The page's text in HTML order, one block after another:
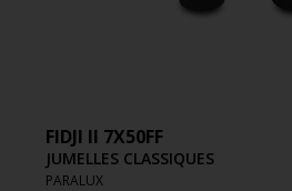
FIDJI II 7X50FF
JUMELLES CLASSIQUES
PARALUX